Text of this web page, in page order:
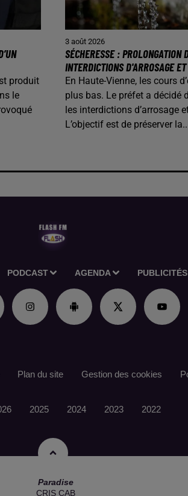
produit
le
3 août 2026
SÉCHERESSE : PROLONGATION
INTERDICTIONS D'ARROSAGE
En Haute-Vienne, les cours
plus bas. Le préfet a décidé
les interdictions d’arrosage
L’objectif est de préserver
PODCAST AGENDA PUBLICITÉS
Paradise
CRIS CAB
Plan du site Gestion des cookies
2025 2024 2023 2022